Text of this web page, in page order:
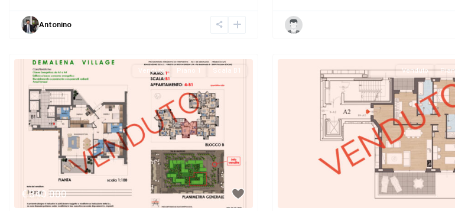
Antonino
€ 340.000
Venduto Piano 1 Scala B1 Venduto